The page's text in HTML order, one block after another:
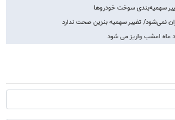
سهمیه‌بندی سوخت خودروها
نمی‌شود/ تغییر سهمیه بنزین صحت ندارد
امشب واریز می شود